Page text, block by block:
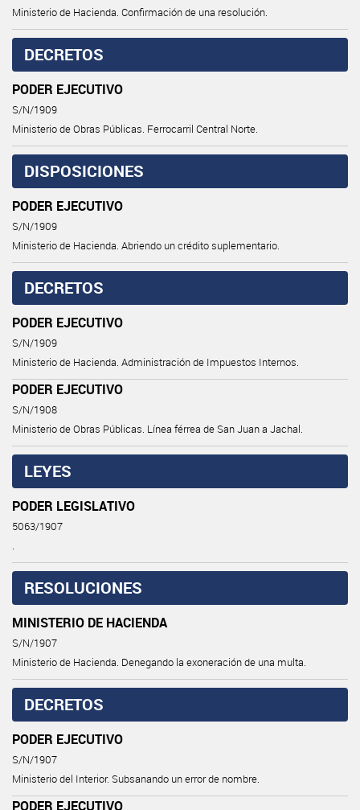
Ministerio de Hacienda. Confirmación de una resolución.
DECRETOS
PODER EJECUTIVO
S/N/1909
Ministerio de Obras Públicas. Ferrocarril Central Norte.
DISPOSICIONES
PODER EJECUTIVO
S/N/1909
Ministerio de Hacienda. Abriendo un crédito suplementario.
DECRETOS
PODER EJECUTIVO
S/N/1909
Ministerio de Hacienda. Administración de Impuestos Internos.
PODER EJECUTIVO
S/N/1908
Ministerio de Obras Públicas. Línea férrea de San Juan a Jachal.
LEYES
PODER LEGISLATIVO
5063/1907
.
RESOLUCIONES
MINISTERIO DE HACIENDA
S/N/1907
Ministerio de Hacienda. Denegando la exoneración de una multa.
DECRETOS
PODER EJECUTIVO
S/N/1907
Ministerio del Interior. Subsanando un error de nombre.
PODER EJECUTIVO